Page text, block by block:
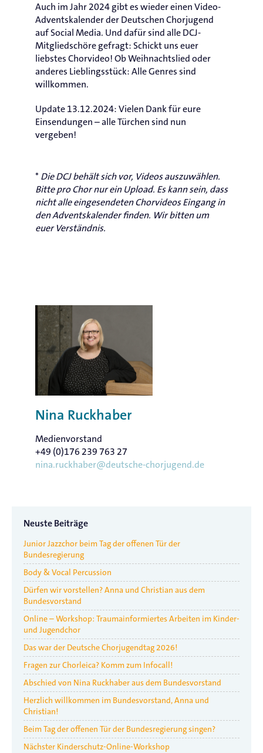
Auch im Jahr 2024 gibt es wieder einen Video-
Adventskalender der Deutschen Chorjugend
auf Social Media. Und dafür sind alle DCJ-
Mitgliedschöre gefragt: Schickt uns euer
liebstes Chorvideo! Ob Weihnachtslied oder
anderes Lieblingsstück: Alle Genres sind
willkommen.
Update 13.12.2024: Vielen Dank für eure
Einsendungen – alle Türchen sind nun
vergeben!
* Die DCJ behält sich vor, Videos auszuwählen.
Bitte pro Chor nur ein Upload. Es kann sein, dass
nicht alle eingesendeten Chorvideos Eingang in
den Adventskalender finden. Wir bitten um
euer Verständnis.
Nina Ruckhaber
Medienvorstand
+49 (0)176 239 763 27
nina.ruckhaber@deutsche-chorjugend.de
Neuste Beiträge
Junior Jazzchor beim Tag der offenen Tür der
Bundesregierung
Body & Vocal Percussion
Dürfen wir vorstellen? Anna und Christian aus dem
Bundesvorstand
Online – Workshop: Traumainformiertes Arbeiten im Kinder-
und Jugendchor
Das war der Deutsche Chorjugendtag 2026!
Fragen zur Chorleica? Komm zum Infocall!
Abschied von Nina Ruckhaber aus dem Bundesvorstand
Herzlich willkommen im Bundesvorstand, Anna und
Christian!
Beim Tag der offenen Tür der Bundesregierung singen?
Nächster Kinderschutz-Online-Workshop